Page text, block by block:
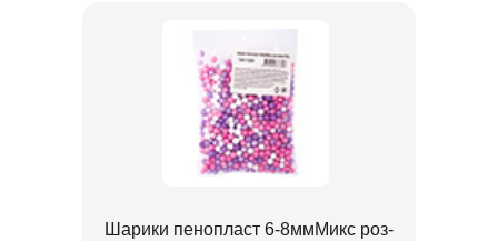
Шарики пенопласт 6-8ммМикс роз-